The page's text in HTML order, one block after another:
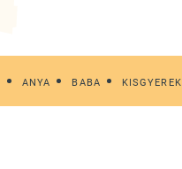
ANYA BABA KISGYEREK